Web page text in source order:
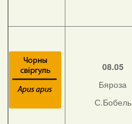
08.05
Бяроза
С.Бобель